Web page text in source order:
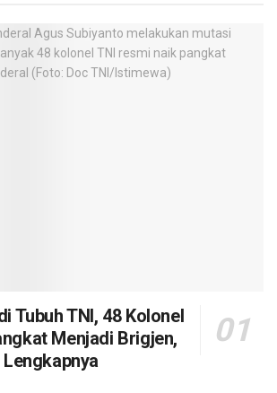
Tubuh TNI, 48 Kolonel
Menjadi Brigjen,